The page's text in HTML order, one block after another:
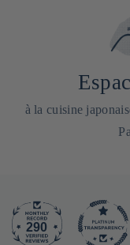
à la cuisine
290